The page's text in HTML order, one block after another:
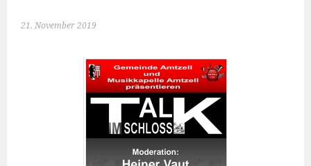
21. November 2019